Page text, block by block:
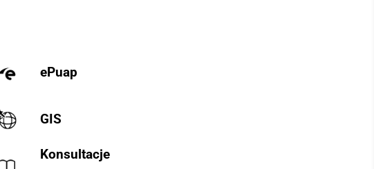
ePuap
GIS
Konsultacje